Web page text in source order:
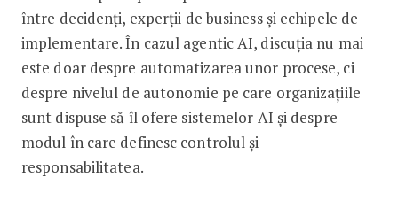
între decidenți, experții de business și echipele de
implementare. În cazul agentic AI, discuția nu mai
este doar despre automatizarea unor procese, ci
despre nivelul de autonomie pe care organizațiile
sunt dispuse să îl ofere sistemelor AI și despre
modul în care definesc controlul și
responsabilitatea.